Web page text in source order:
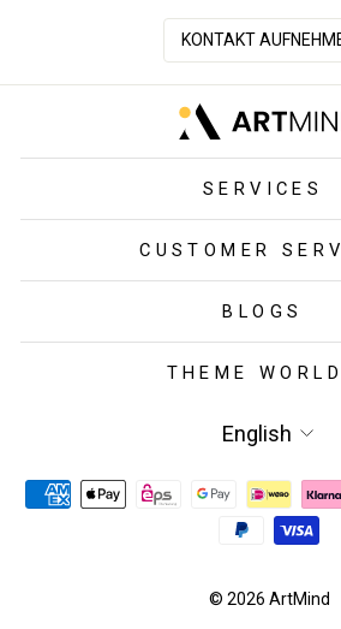
KONTAKT
SERVICES
CUSTOMER
BLOGS
THEME
English
© 2026 ArtMind